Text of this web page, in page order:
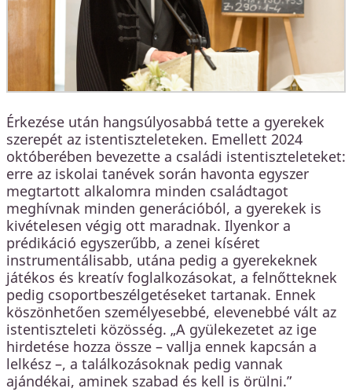
Érkezése után hangsúlyosabbá tette a gyerekek
szerepét az istentiszteleteken. Emellett 2024
októberében bevezette a családi istentiszteleteket:
erre az iskolai tanévek során havonta egyszer
megtartott alkalomra minden családtagot
meghívnak minden generációból, a gyerekek is
kivételesen végig ott maradnak. Ilyenkor a
prédikáció egyszerűbb, a zenei kíséret
instrumentálisabb, utána pedig a gyerekeknek
játékos és kreatív foglalkozásokat, a felnőtteknek
pedig csoportbeszélgetéseket tartanak. Ennek
köszönhetően személyesebbé, elevenebbé vált az
istentiszteleti közösség. „A gyülekezetet az ige
hirdetése hozza össze – vallja ennek kapcsán a
lelkész –, a találkozásoknak pedig vannak
ajándékai, aminek szabad és kell is örülni.”